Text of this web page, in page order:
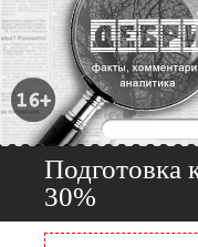
Подготовка
30%